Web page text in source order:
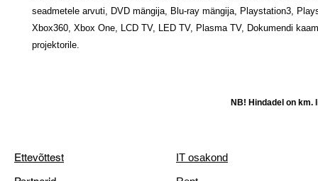
seadmetele arvuti, DVD mängija, Blu-ray mängija, Playstation3,
Xbox360, Xbox One, LCD TV, LED TV, Plasma TV, Dokumendi
projektorile.
NB! Hindadel on km.
Ettevõttest
IT osakond